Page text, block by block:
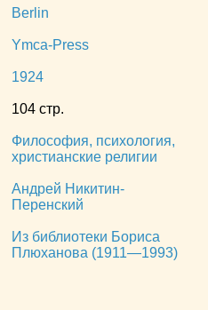
Berlin
Ymca-Press
1924
104 стр.
Философия, психология,
христианские религии
Андрей Никитин-
Перенский
Из библиотеки Бориса
Плюханова (1911—1993)